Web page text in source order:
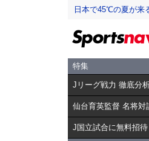
日本で45℃の夏が来
特集
Jリーグ戦力 徹底分
仙台育英監督 名将対
J国立試合に無料招待